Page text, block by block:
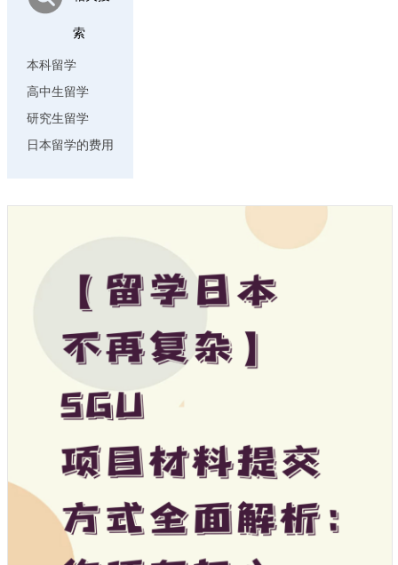
索
本科留学
高中生留学
研究生留学
日本留学的费用